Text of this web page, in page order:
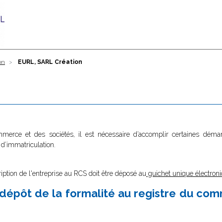
EURL, SARL Création
et des sociétés, il est nécessaire d’accomplir certaines
de l'entreprise au RCS doit être déposé au guichet unique
de la formalité au registre du